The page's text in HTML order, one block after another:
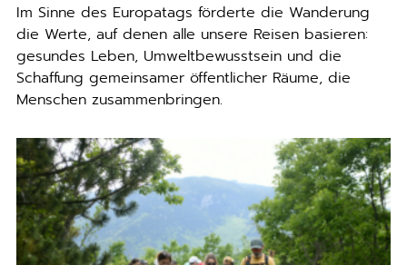
Im Sinne des Europatags förderte die Wanderung
die Werte, auf denen alle unsere Reisen basieren:
gesundes Leben, Umweltbewusstsein und die
Schaffung gemeinsamer öffentlicher Räume, die
Menschen zusammenbringen.